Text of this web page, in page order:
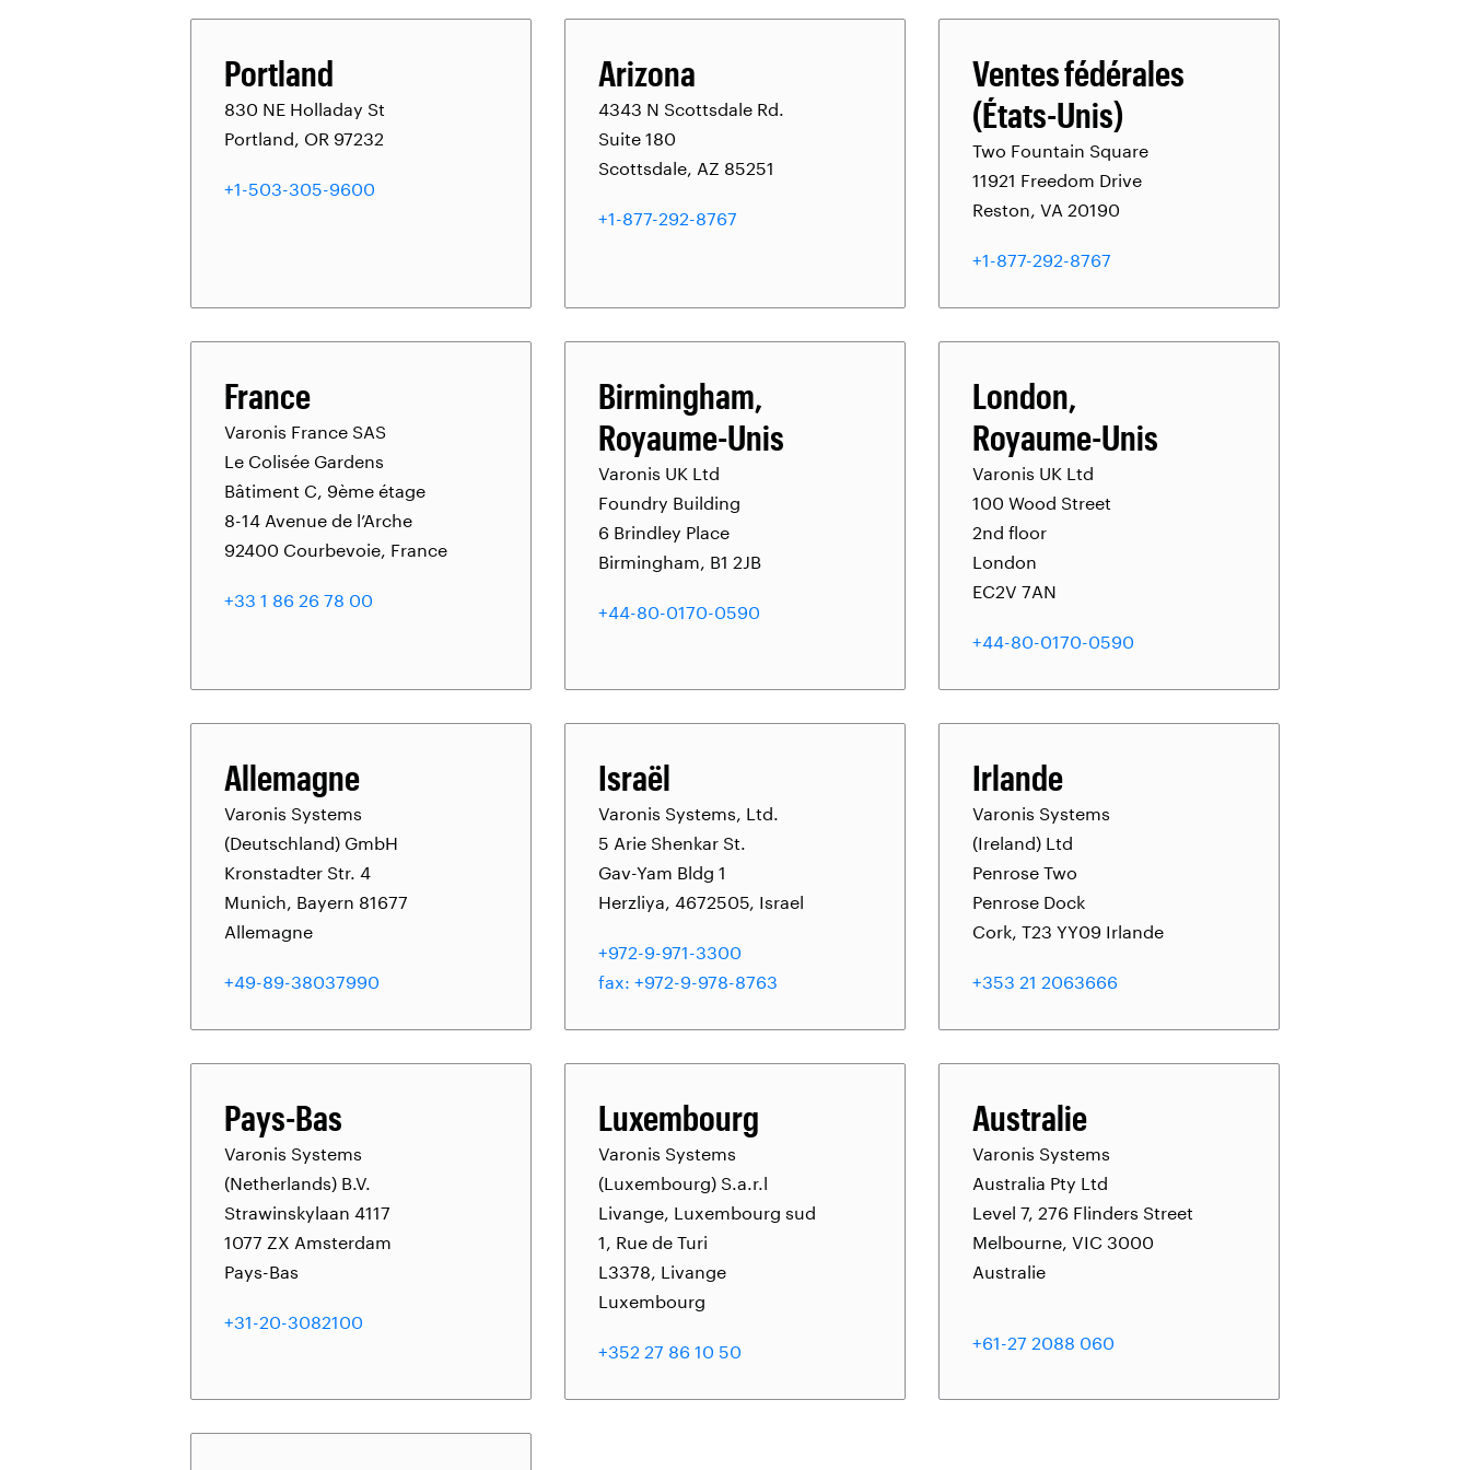
Portland
830 NE Holladay St
Portland, OR 97232
+1-503-305-9600
Arizona
4343 N Scottsdale Rd.
Suite 180
Scottsdale, AZ 85251
+1-877-292-8767
Ventes fédérales
(États-Unis)
Two Fountain Square
11921 Freedom Drive
Reston, VA 20190
+1-877-292-8767
France
Varonis France SAS
Le Colisée Gardens
Bâtiment C, 9ème étage
8-14 Avenue de l’Arche
92400 Courbevoie, France
+33 1 86 26 78 00
Birmingham,
Royaume-Unis
Varonis UK Ltd
Foundry Building
6 Brindley Place
Birmingham, B1 2JB
+44-80-0170-0590
London,
Royaume-Unis
Varonis UK Ltd
100 Wood Street
2nd floor
London
EC2V 7AN
+44-80-0170-0590
Allemagne
Varonis Systems
(Deutschland) GmbH
Kronstadter Str. 4
Munich, Bayern 81677
Allemagne
+49-89-38037990
Israël
Varonis Systems, Ltd.
5 Arie Shenkar St.
Gav-Yam Bldg 1
Herzliya, 4672505, Israel
+972-9-971-3300
fax: +972-9-978-8763
Irlande
Varonis Systems
(Ireland) Ltd
Penrose Two
Penrose Dock
Cork, T23 YY09 Irlande
+353 21 2063666
Pays-Bas
Varonis Systems
(Netherlands) B.V.
Strawinskylaan 4117
1077 ZX Amsterdam
Pays-Bas
+31-20-3082100
Luxembourg
Varonis Systems
(Luxembourg) S.a.r.l
Livange, Luxembourg sud
1, Rue de Turi
L3378, Livange
Luxembourg
+352 27 86 10 50
Australie
Varonis Systems
Australia Pty Ltd
Level 7, 276 Flinders Street
Melbourne, VIC 3000
Australie
+61-27 2088 060